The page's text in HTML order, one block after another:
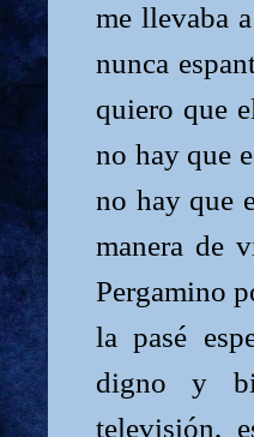
me llevaba
nunca
quiero que
no hay que
no hay que
manera de
Pergamino
la pasé
digno y
televisión,